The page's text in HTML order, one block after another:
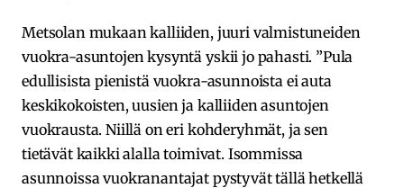
Metsolan mukaan kalliiden, juuri valmistuneiden
vuokra-asuntojen kysyntä yskii jo pahasti. ”Pula
edullisista pienistä vuokra-asunnoista ei auta
keskikokoisten, uusien ja kalliiden asuntojen
vuokrausta. Niillä on eri kohderyhmät, ja sen
tietävät kaikki alalla toimivat. Isommissa
asunnoissa vuokranantajat pystyvät tällä hetkellä